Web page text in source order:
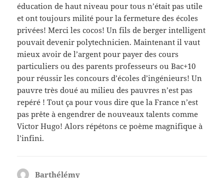
éducation de haut niveau pour tous n’était pas utile
et ont toujours milité pour la fermeture des écoles
privées! Merci les cocos! Un fils de berger intelligent
pouvait devenir polytechnicien. Maintenant il vaut
mieux avoir de l’argent pour payer des cours
particuliers ou des parents professeurs ou Bac+10
pour réussir les concours d’écoles d’ingénieurs! Un
pauvre très doué au milieu des pauvres n’est pas
repéré ! Tout ça pour vous dire que la France n’est
pas prête à engendrer de nouveaux talents comme
Victor Hugo! Alors répétons ce poème magnifique à
l’infini.
Barthélémy